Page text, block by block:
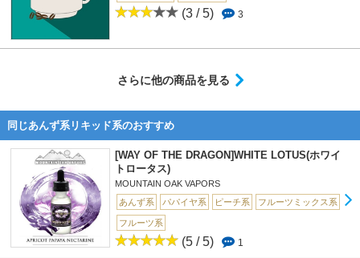
(3 / 5) 3
さらに他の商品を見る
同じあんず系リキッド系のおすすめ
[WAY OF THE DRAGON]WHITE LOTUS(ホワイ
トロータス)
MOUNTAIN OAK VAPORS
あんず系
パパイヤ系 ピーチ系 フルーツミックス系
フルーツ系
(5 / 5) 1